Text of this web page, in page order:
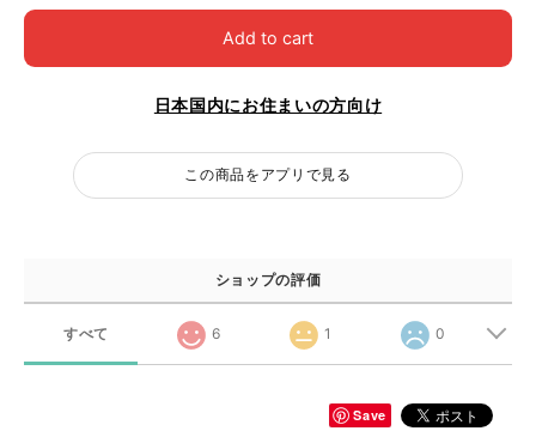
Add to cart
日本国内にお住まいの方向け
この商品をアプリで見る
ショップの評価
すべて 6 1 0
Save